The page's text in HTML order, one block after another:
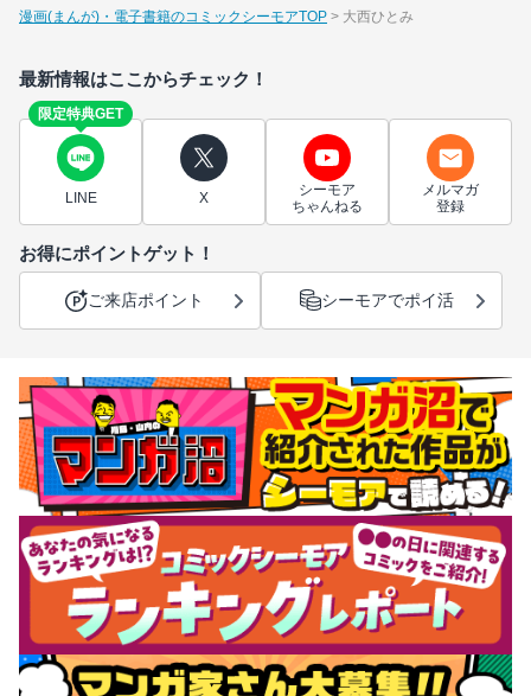
漫画(まんが)・電子書籍のコミックシーモアTOP 大西ひとみ
最新情報はここからチェック！
限定特典GET
LINE X
シーモア
ちゃんねる
メルマガ
登録
お得にポイントゲット！
ご来店ポイント シーモアでポイ活